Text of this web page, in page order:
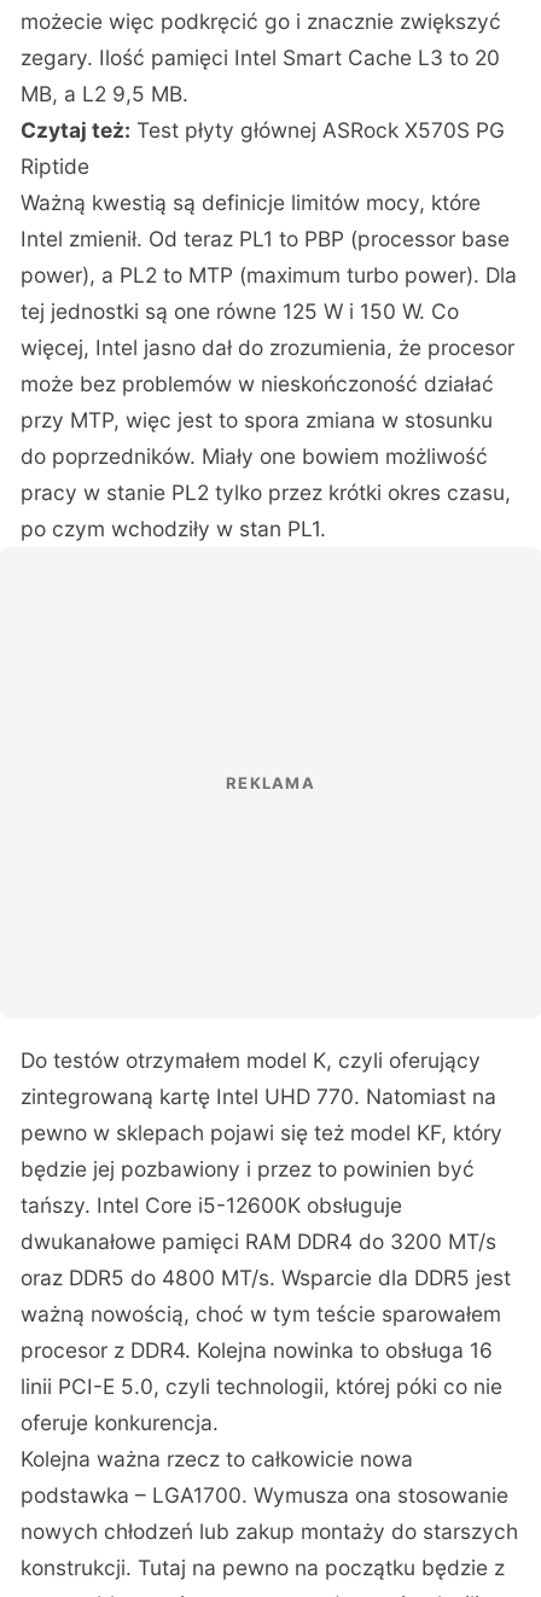
możecie więc podkręcić go i znacznie zwiększyć
zegary. Ilość pamięci Intel Smart Cache L3 to 20
MB, a L2 9,5 MB.
Czytaj też: Test płyty głównej ASRock X570S PG
Riptide
Ważną kwestią są definicje limitów mocy, które
Intel zmienił. Od teraz PL1 to PBP (processor base
power), a PL2 to MTP (maximum turbo power). Dla
tej jednostki są one równe 125 W i 150 W. Co
więcej, Intel jasno dał do zrozumienia, że procesor
może bez problemów w nieskończoność działać
przy MTP, więc jest to spora zmiana w stosunku
do poprzedników. Miały one bowiem możliwość
pracy w stanie PL2 tylko przez krótki okres czasu,
po czym wchodziły w stan PL1.
Do testów otrzymałem model K, czyli oferujący
zintegrowaną kartę Intel UHD 770. Natomiast na
pewno w sklepach pojawi się też model KF, który
będzie jej pozbawiony i przez to powinien być
tańszy. Intel Core i5-12600K obsługuje
dwukanałowe pamięci RAM DDR4 do 3200 MT/s
oraz DDR5 do 4800 MT/s. Wsparcie dla DDR5 jest
ważną nowością, choć w tym teście sparowałem
procesor z DDR4. Kolejna nowinka to obsługa 16
linii PCI-E 5.0, czyli technologii, której póki co nie
oferuje konkurencja.
Kolejna ważna rzecz to całkowicie nowa
podstawka – LGA1700. Wymusza ona stosowanie
nowych chłodzeń lub zakup montaży do starszych
konstrukcji. Tutaj na pewno na początku będzie z